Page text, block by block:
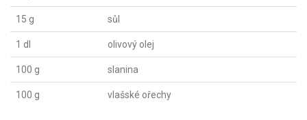
15 g sůl
1 dl olivový olej
100 g slanina
100 g vlašské ořechy